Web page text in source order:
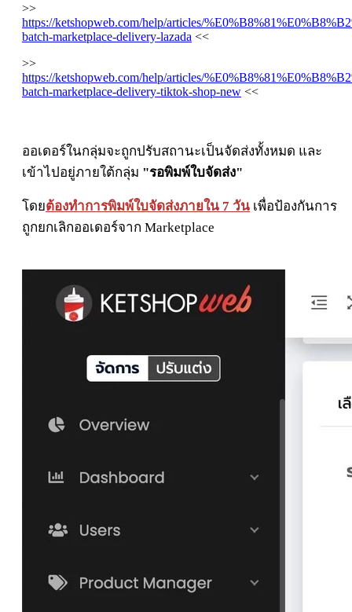
>>
https://ketshopweb.com/help/articles/
batch-marketplace-delivery-lazada <<
>>
https://ketshopweb.com/help/articles/
batch-marketplace-delivery-tiktok-shop-new <<
ออเดอร์ในกลุ่มจะถูกปรับสถานะเป็นจัดส่งทั้งหมด และ
เข้าไปอยู่ภายใต้กลุ่ม "รอพิมพ์ใบจัดส่ง"
โดยต้องทำการพิมพ์ใบจัดส่งภายใน 7 วัน เพื่อป้องกันการ
ถูกยกเลิกออเดอร์จาก Marketplace